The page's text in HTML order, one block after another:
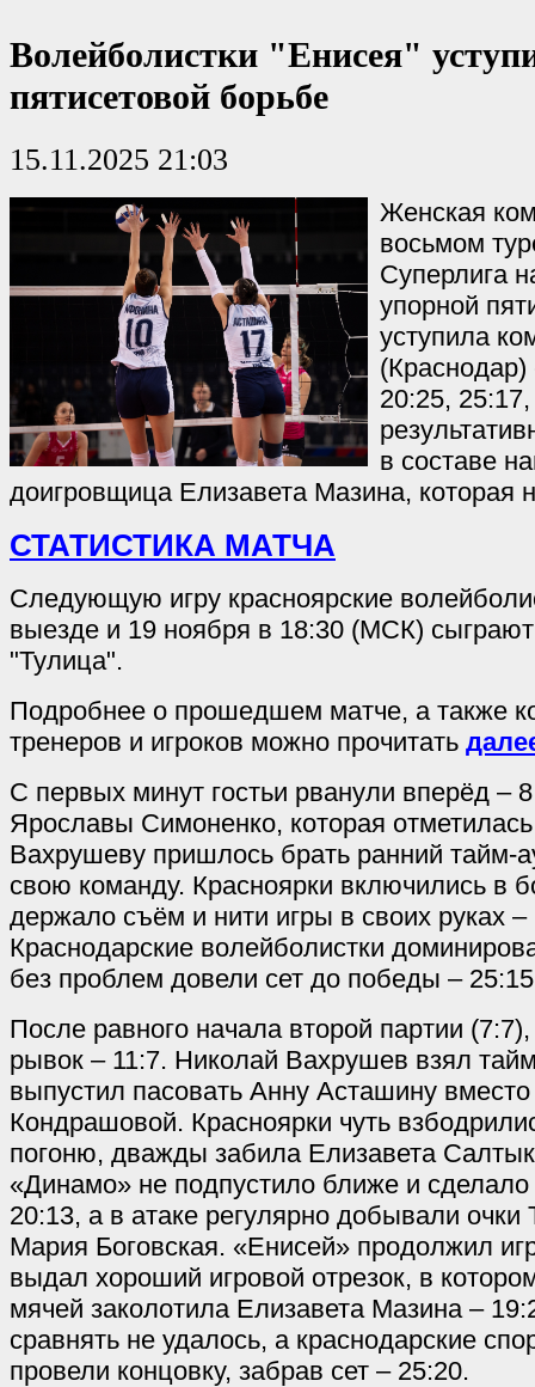
Волейболистки "Енисея"
пятисетовой борьбе
15.11.2025 21:03
Женская
восьмом
Суперлига
упорной
уступила
(Краснодар)
20:25,
в составе
доигровщица Елизавета Мазина, которая
СТАТИСТИКА МАТЧА
Следующую игру красноярские
выезде и 19 ноября в 18:30 (МСК)
"Тулица".
Подробнее о прошедшем матче, а также
тренеров и игроков можно прочитать
С первых минут гостьи рванули вперёд –
Ярославы Симоненко, которая
Вахрушеву пришлось брать ранний тайм-
свою команду. Красноярки включились в
держало съём и нити игры в своих руках
Краснодарские волейболистки
без проблем довели сет до победы –
После равного начала второй партии
рывок – 11:7. Николай Вахрушев взял
выпустил пасовать Анну Асташину
Кондрашовой. Красноярки чуть
погоню, дважды забила Елизавета
«Динамо» не подпустило ближе и
20:13, а в атаке регулярно добывали очки
Мария Боговская. «Енисей» продолжил
выдал хороший игровой отрезок, в
мячей заколотила Елизавета Мазина –
сравнять не удалось, а краснодарские
провели концовку, забрав сет – 25:20.